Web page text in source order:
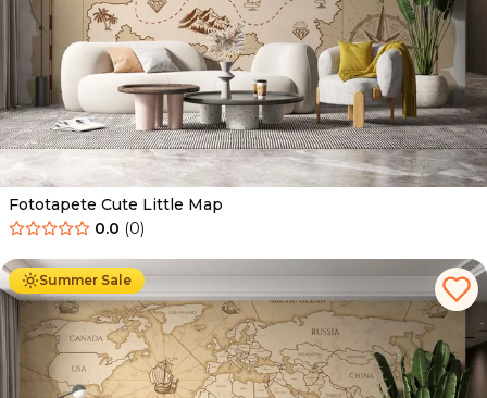
Fototapete Cute Little Map
0.0 (0)
Summer Sale
Ab 34.90 € 19.90